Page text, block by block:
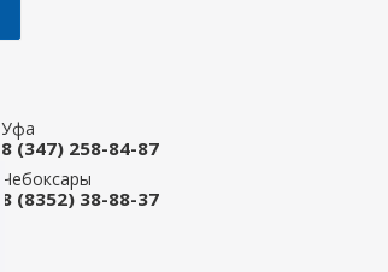
Уфа
8 (347) 258-84-87
Чебоксары
8 (8352) 38-88-37